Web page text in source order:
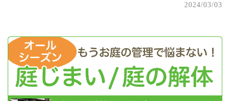
2024/03/03